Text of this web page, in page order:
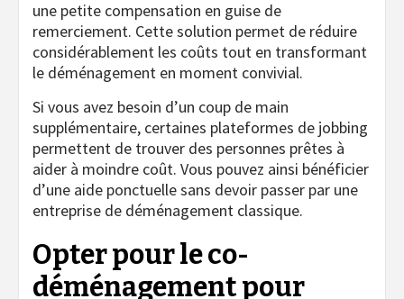
une petite compensation en guise de
remerciement. Cette solution permet de réduire
considérablement les coûts tout en transformant
le déménagement en moment convivial.
Si vous avez besoin d’un coup de main
supplémentaire, certaines plateformes de jobbing
permettent de trouver des personnes prêtes à
aider à moindre coût. Vous pouvez ainsi bénéficier
d’une aide ponctuelle sans devoir passer par une
entreprise de déménagement classique.
Opter pour le co-
déménagement pour